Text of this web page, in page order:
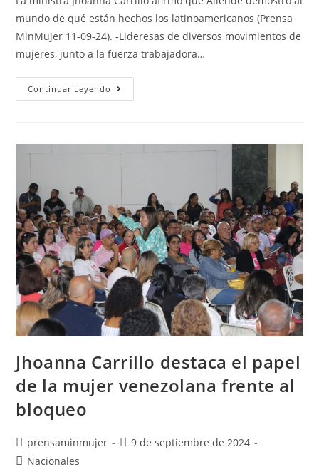
mundo de qué están hechos los latinoamericanos (Prensa
MinMujer 11-09-24). -Lideresas de diversos movimientos de
mujeres, junto a la fuerza trabajadora…
Continuar Leyendo
Jhoanna Carrillo destaca el papel
de la mujer venezolana frente al
bloqueo
prensaminmujer
9 de septiembre de 2024
Nacionales